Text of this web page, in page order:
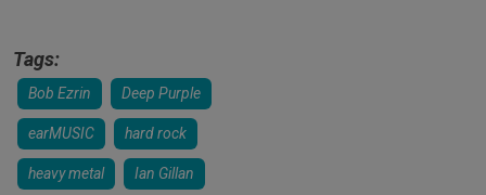
Tags:
Bob Ezrin Deep Purple
earMUSIC hard rock
heavy metal Ian Gillan